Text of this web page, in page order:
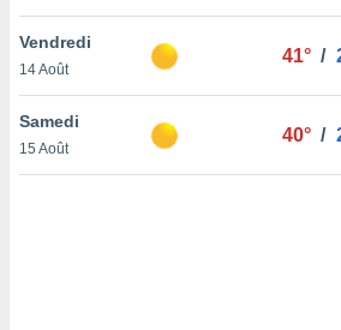
votre
à
en
le
Vendredi
14 Août
41° /
Samedi
15 Août
40° /